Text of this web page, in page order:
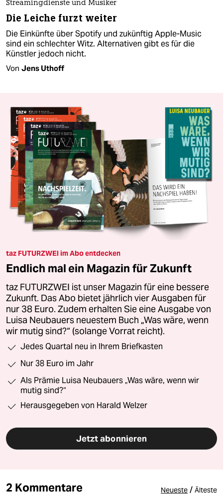
Streamingdienste und Musiker
Die Leiche furzt weiter
Die Einkünfte über Spotify und zukünftig Apple-Music
sind ein schlechter Witz. Alternativen gibt es für die
Künstler jedoch nicht.
Von Jens Uthoff
taz FUTURZWEI im Abo entdecken
Endlich mal ein Magazin für Zukunft
taz FUTURZWEI ist unser Magazin für eine bessere
Zukunft. Das Abo bietet jährlich vier Ausgaben für
nur 38 Euro. Zudem erhalten Sie eine Ausgabe von
Luisa Neubauers neuestem Buch „Was wäre, wenn
wir mutig sind?“ (solange Vorrat reicht).
Jedes Quartal neu in Ihrem Briefkasten
Nur 38 Euro im Jahr
Als Prämie Luisa Neubauers „Was wäre, wenn wir
mutig sind?“
Herausgegeben von Harald Welzer
Jetzt abonnieren
2 Kommentare Neueste / Älteste